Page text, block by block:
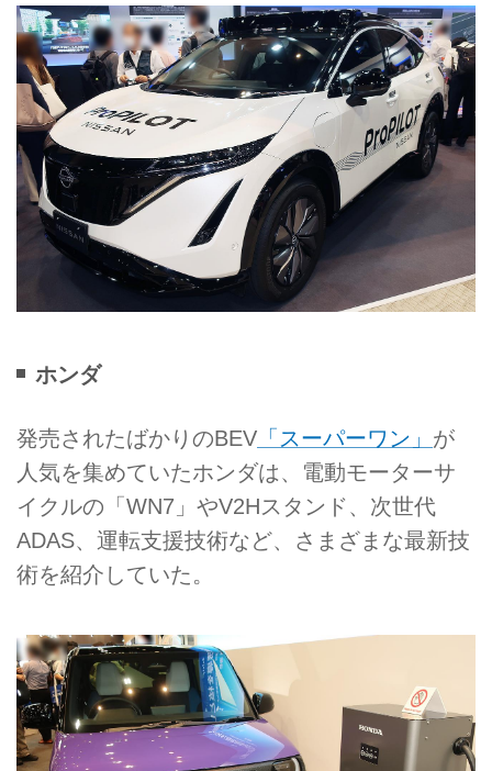
ホンダ
発売されたばかりのBEV 「スーパーワン」 が
人気を集めていたホンダは、電動モーターサ
イクルの「WN7」やV2Hスタンド、次世代
ADAS、運転支援技術など、さまざまな最新技
術を紹介していた。